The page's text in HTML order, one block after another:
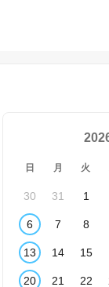
日 月 火
30 31 1
6 7 8
13 14 15
20 21 22